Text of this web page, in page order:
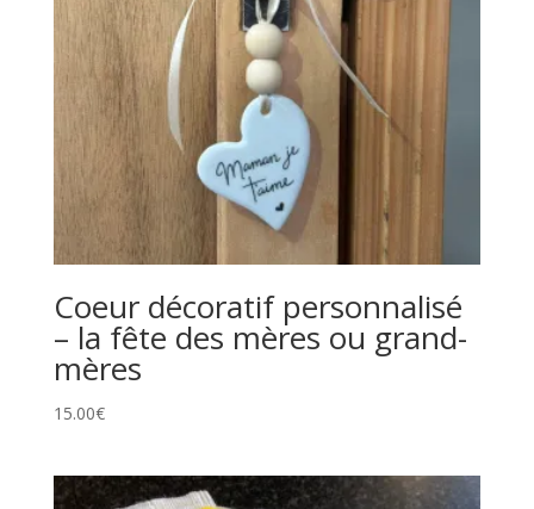
Coeur décoratif personnalisé
– la fête des mères ou grand-
mères
15.00€